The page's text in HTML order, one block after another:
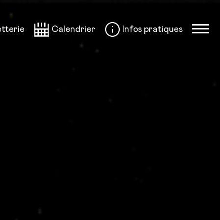
Calendrier Infos pratiques